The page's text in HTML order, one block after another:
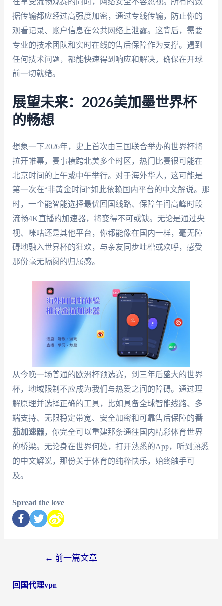
在享受流畅观赛的同时，网络安全不容忽视。所有的数
据传输都应经过高强度加密，通过专线传输，防止你的
观看记录、账户信息在公共网络上泄露。这背后，需要
专业的技术团队和实时在线的售后保障作为支撑。遇到
任何技术问题，都能快速得到响应和解决，确保在开球
前一切就绪。
展望未来：2026美加墨世界杯
的畅想
想象一下2026年，史上首次由三国联合举办的世界杯将
拉开帷幕，赛事横跨北美多个时区，热门比赛很可能在
北京时间的上午或中午举行。对于海外华人，这可能是
第一次在“非黄金时间”如此依赖国内平台的中文解说。那
时，一个能智能选择最优回国线路、保障午间高峰时段
流畅4K直播的加速器，将变得不可或缺。无论是通过央
视、咪咕还是其他平台，你都能像在国内一样，毫无障
碍地融入世界杯的狂欢，与亲友同步吐槽或欢呼，感受
那份毫无隔阂的归属感。
从今晚一场普通的欧洲杯预选赛，到三年后盛大的世界
杯，地域限制不应成为我们与热爱之间的障碍。通过理
解原理并选择正确的工具，比如具备全球智能线路、多
端支持、无限稳定带宽、安全加密和可靠售后保障的番
茄加速器，你完全可以重建那条通往国内精彩体育世界
的桥梁。无论身在世界何处，打开熟悉的App，听到熟悉
的中文解说，那份关于体育的纯粹快乐，始终触手可
及。
Spread the love
← 前一篇文章
回国代理vpn